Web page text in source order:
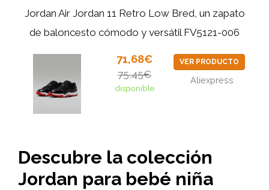
Jordan Air Jordan 11 Retro Low Bred, un zapato
de baloncesto cómodo y versátil FV5121-006
71,68€
75,45€
disponible
VER PRODUCTO
Aliexpress
Descubre la colección
Jordan para bebé niña